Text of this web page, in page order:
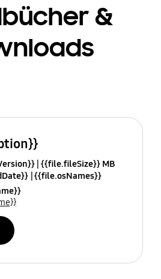
&
{{file.fileSize}} MB
{{file.osNames}}